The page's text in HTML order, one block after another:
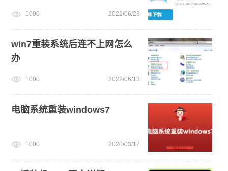
1000 2022/06/23
win7重装系统后连不上网怎么
办
1000 2022/06/13
电脑系统重装windows7
1000 2020/03/17